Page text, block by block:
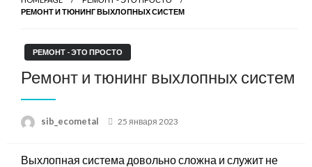
РЕМОНТ И ТЮНИНГ ВЫХЛОПНЫХ СИСТЕМ
РЕМОНТ - ЭТО ПРОСТО
Ремонт и тюнинг выхлопных систем
sib_ecometal
Posted
25 января 2023
Выхлопная система довольно сложна и служит не